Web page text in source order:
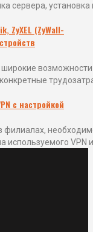
сервера,
ZyXEL (ZyWall-
с настройкой
филиалах,
используемого VPN